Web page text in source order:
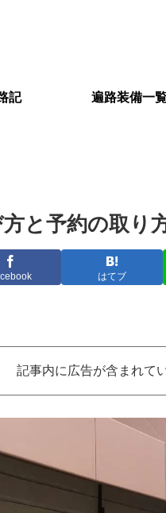
記 遍路装備一
と予約の取り
はてブ
記事内に広告が含まれて